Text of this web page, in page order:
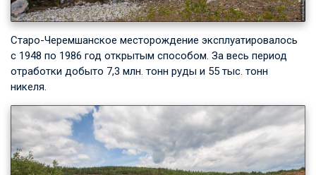
Старо-Черемшанское месторождение эксплуатировалось
с 1948 по 1986 год открытым способом. За весь период
отработки добыто 7,3 млн. тонн руды и 55 тыс. тонн
никеля.